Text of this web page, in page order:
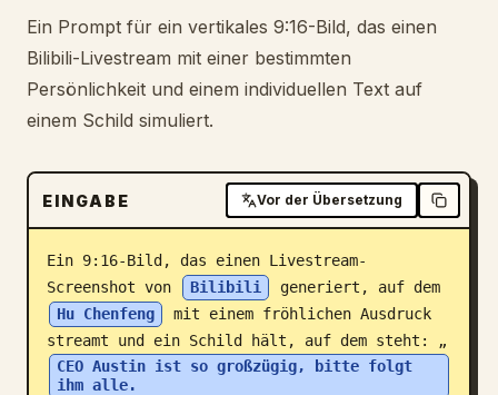
Prompts
Download
Blog
Updates
Ein Prompt für ein vertikales 9:16-Bild, das einen
Bilibili-Livestream mit einer bestimmten
Persönlichkeit und einem individuellen Text auf
einem Schild simuliert.
EINGABE Vor der Übersetzung
Ein 9:16-Bild, das einen Livestream-
Screenshot von
Bilibili
generiert, auf dem
Hu Chenfeng
mit einem fröhlichen Ausdruck
streamt und ein Schild hält, auf dem steht: „
CEO Austin ist so großzügig, bitte folgt
ihm alle.